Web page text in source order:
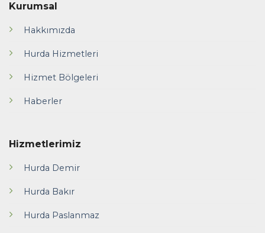
Kurumsal
Hakkımızda
Hurda Hizmetleri
Hizmet Bölgeleri
Haberler
Hizmetlerimiz
Hurda Demir
Hurda Bakır
Hurda Paslanmaz